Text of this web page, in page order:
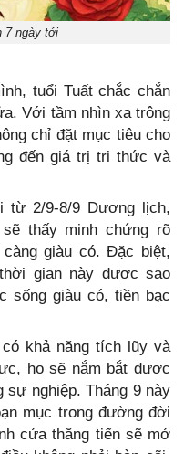
7 ngày tới
tuổi Tuất chắc chắn
Với tầm nhìn xa trông
chỉ đặt mục tiêu cho
đến giá trị tri thức và
từ 2/9-8/9 Dương lịch,
thấy minh chứng rõ
giàu có. Đặc biệt,
gian này được sao
sống giàu có, tiền bạc
khả năng tích lũy và
họ sẽ nắm bắt được
sự nghiệp. Tháng 9 này
mục trong đường đời
cửa thăng tiến sẽ mở